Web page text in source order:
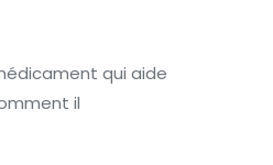
qui aide
il